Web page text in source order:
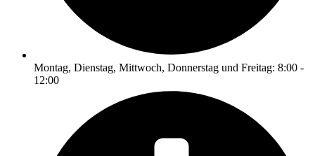
Montag, Dienstag, Mittwoch, Donnerstag und Freitag: 8:00 -
12:00